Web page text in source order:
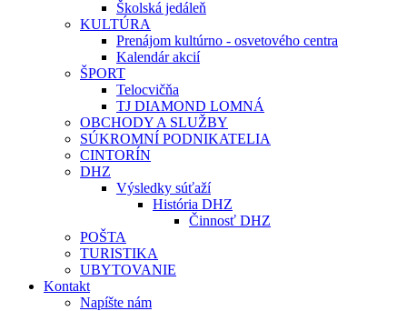
Školská jedáleň
KULTÚRA
Prenájom kultúrno - osvetového centra
Kalendár akcií
ŠPORT
Telocvičňa
TJ DIAMOND LOMNÁ
OBCHODY A SLUŽBY
SÚKROMNÍ PODNIKATELIA
CINTORÍN
DHZ
Výsledky súťaží
História DHZ
Činnosť DHZ
POŠTA
TURISTIKA
UBYTOVANIE
Kontakt
Napíšte nám